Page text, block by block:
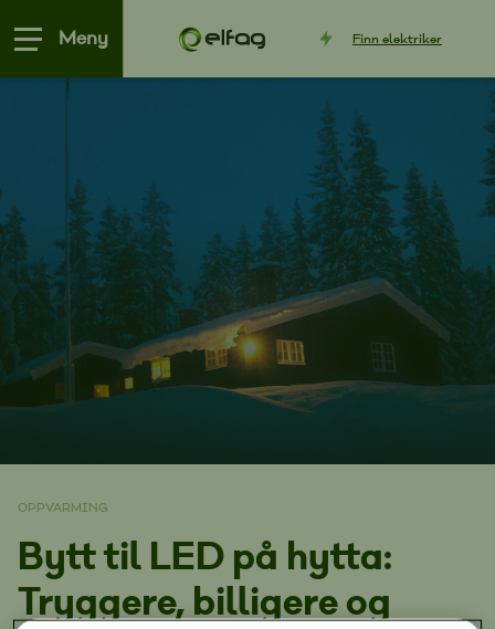
Meny Finn elektriker
OPPVARMING
Bytt til LED på hytta:
Tryggere, billigere og